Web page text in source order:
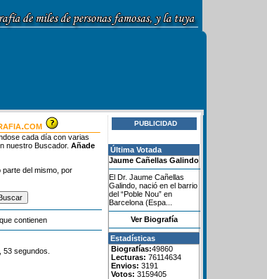
cada día con varias
nuestro Buscador. Añade
parte del mismo, por
contienen
segundos.
PUBLICIDAD
Última Votada
Jaume Cañellas Galindo
El Dr. Jaume Cañellas
Galindo, nació en el barrio
del “Poble Nou” en
Barcelona (Espa...
Ver Biografía
Estadísticas
Biografías:49860
Lecturas: 76114634
Envios: 3191
Votos: 3159405